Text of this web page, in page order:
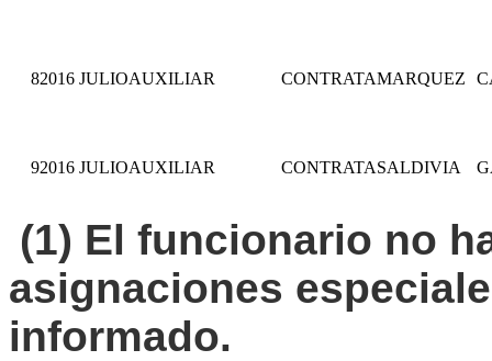
82016 JULIOAUXILIAR CONTRATAMARQUEZ
92016 JULIOAUXILIAR CONTRATASALDIVIA
(1) El funcionario no
asignaciones
informado.